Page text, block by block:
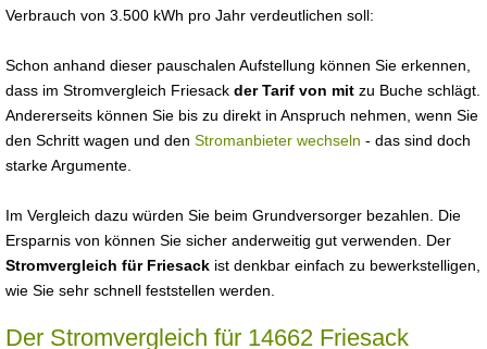
Verbrauch von 3.500 kWh pro Jahr verdeutlichen soll:
Schon anhand dieser pauschalen Aufstellung können Sie erkennen,
dass im Stromvergleich Friesack der Tarif von mit zu Buche schlägt.
Andererseits können Sie bis zu direkt in Anspruch nehmen, wenn Sie
den Schritt wagen und den Stromanbieter wechseln - das sind doch
starke Argumente.
Im Vergleich dazu würden Sie beim Grundversorger bezahlen. Die
Ersparnis von können Sie sicher anderweitig gut verwenden. Der
Stromvergleich für Friesack ist denkbar einfach zu bewerkstelligen,
wie Sie sehr schnell feststellen werden.
Der Stromvergleich für 14662 Friesack